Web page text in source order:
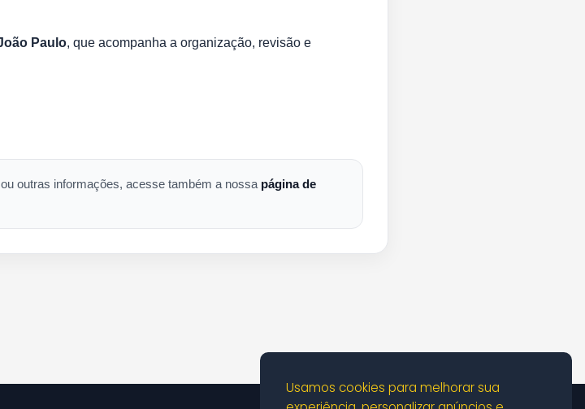
Paulo, que acompanha a organização, revisão e
outras informações, acesse também a nossa página de
Usamos cookies para melhorar sua